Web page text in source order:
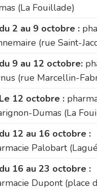
(La Fouillade)
du 2 au 9 octobre :
(rue Saint-
du 9 au 12 octobre:
(rue Marcellin-
Le 12 octobre :
Dumas (La
du 12 au 16 octobre :
Palobart
du 16 au 23 octobre :
Dupont (place